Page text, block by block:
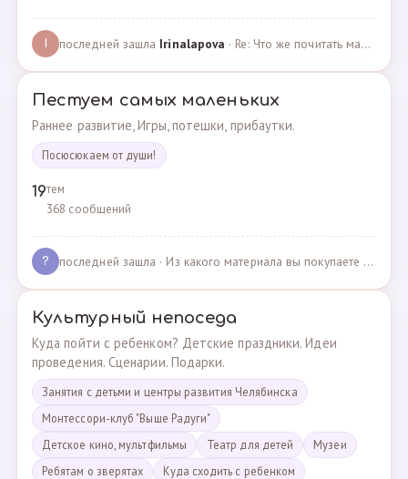
последней зашла Irinalapova · Re: Что же почитать маме о правильном воспитании ре? · 23.02.2025
Пестуем самых маленьких
Раннее развитие, Игры, потешки, прибаутки.
Посюсюкаем от души!
19тем
368 сообщений
? последней зашла · Из какого материала вы покупаете одежду для своих д… · 03.05.2025
Культурный непоседа
Куда пойти с ребенком? Детские праздники. Идеи
проведения. Сценарии. Подарки.
Занятия с детьми и центры развития Челябинска
Монтессори-клуб "Выше Радуги"
Детское кино, мультфильмы
Театр для детей
Музеи
Ребятам о зверятах
Куда сходить с ребенком